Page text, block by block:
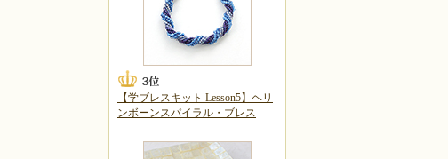
【学ブレスキット Lesson5】ヘリ
ンボーンスパイラル・ブレス